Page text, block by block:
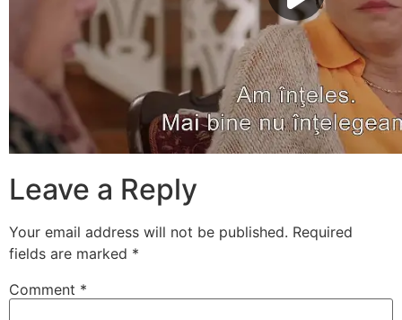
Leave a Reply
Your email address will not be published. Required
fields are marked *
Comment *